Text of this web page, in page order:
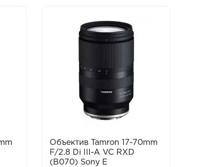
Объектив Tamron 17-70mm
F/2.8 Di III-A VC RXD
(B070) Sony E